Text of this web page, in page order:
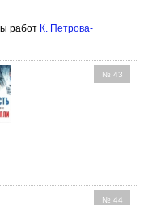
работ К. Петрова-
№ 43
№ 44